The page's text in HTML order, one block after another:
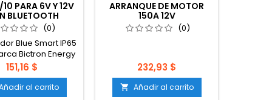
PARA 6V Y 12V
BLUETOOTH
(0)
Blue Smart IP65
Bictron Energy
cargador de
profesional con
integrado.
Precio
151,16 $
al carrito
ARRANQUE DE MOTOR
150A 12V
(0)
Precio
232,93 $
 Añadir al carrito